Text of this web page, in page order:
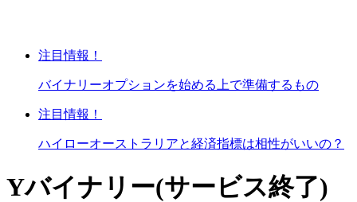
注目情報！
バイナリーオプションを始める上で準備するもの
注目情報！
ハイローオーストラリアと経済指標は相性がいいの？
Yバイナリー(サービス終了)